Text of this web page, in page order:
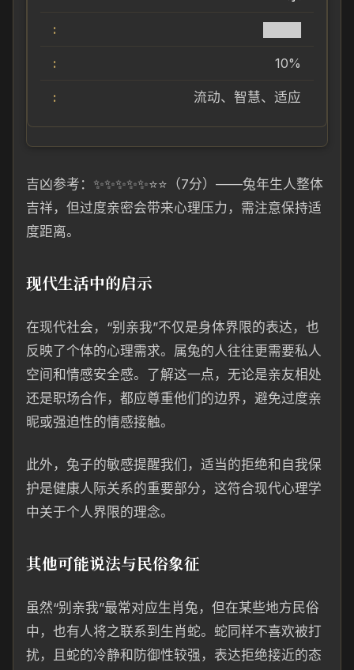
10%
流动、智慧、适应
吉凶参考：✨✨✨✨✨⭐⭐（7分）——兔年生人整体
吉祥，但过度亲密会带来心理压力，需注意保持适
度距离。
现代生活中的启示
在现代社会，“别亲我”不仅是身体界限的表达，也
反映了个体的心理需求。属兔的人往往更需要私人
空间和情感安全感。了解这一点，无论是亲友相处
还是职场合作，都应尊重他们的边界，避免过度亲
昵或强迫性的情感接触。
此外，兔子的敏感提醒我们，适当的拒绝和自我保
护是健康人际关系的重要部分，这符合现代心理学
中关于个人界限的理念。
其他可能说法与民俗象征
虽然“别亲我”最常对应生肖兔，但在某些地方民俗
中，也有人将之联系到生肖蛇。蛇同样不喜欢被打
扰，且蛇的冷静和防御性较强，表达拒绝接近的态